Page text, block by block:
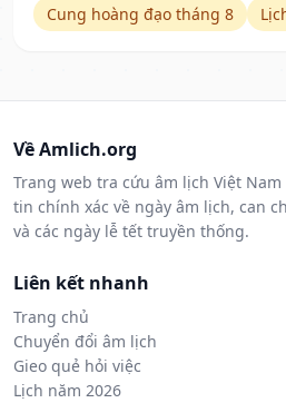
Cung hoàng đạo tháng 8
Về Amlich.org
Trang web tra cứu âm lịch Việt
tin chính xác về ngày âm lịch, can
và các ngày lễ tết truyền thống.
Liên kết nhanh
Trang chủ
Chuyển đổi âm lịch
Gieo quẻ hỏi việc
Lịch năm 2026